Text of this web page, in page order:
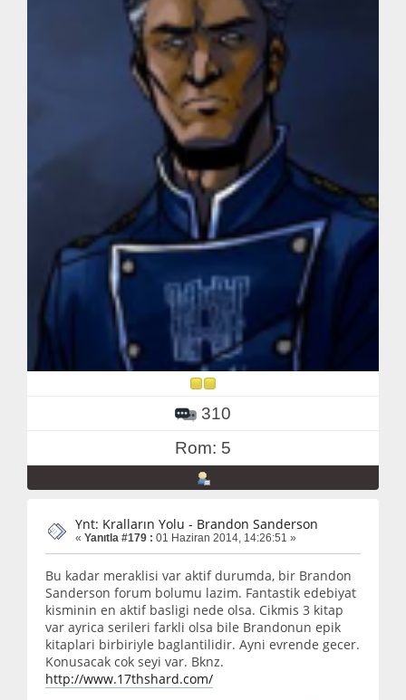
310
Rom: 5
Ynt: Kralların Yolu - Brandon Sanderson
« Yanıtla #179 : 01 Haziran 2014, 14:26:51 »
Bu kadar meraklisi var aktif durumda, bir Brandon
Sanderson forum bolumu lazim. Fantastik edebiyat
kisminin en aktif basligi nede olsa. Cikmis 3 kitap
var ayrica serileri farkli olsa bile Brandonun epik
kitaplari birbiriyle baglantilidir. Ayni evrende gecer.
Konusacak cok seyi var. Bknz.
http://www.17thshard.com/